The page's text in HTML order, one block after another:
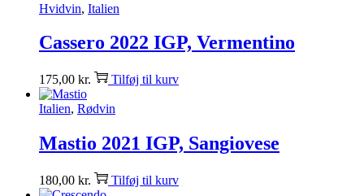
Hvidvin, Italien
Cassero 2022 IGP, Vermentino
175,00 kr. Tilføj til kurv
Italien, Rødvin
Mastio 2021 IGP, Sangiovese
180,00 kr. Tilføj til kurv